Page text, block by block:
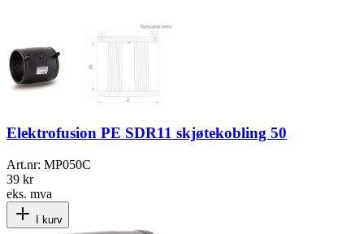
Elektrofusion PE SDR11 skjøtekobling 50
Art.nr: MP050C
39 kr
eks. mva
I kurv